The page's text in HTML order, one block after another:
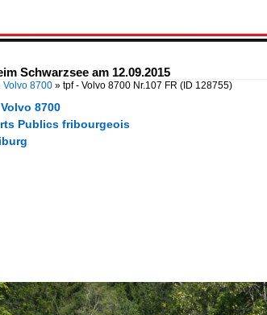
Schwarzsee am 12.09.2015
Volvo 8700 » tpf - Volvo 8700 Nr.107 FR (ID 128755)
8700
Publics fribourgeois